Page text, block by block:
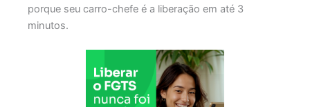
porque seu carro-chefe é a liberação em até 3
minutos.